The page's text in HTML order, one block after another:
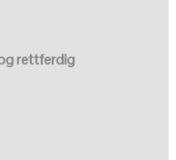
rettferdig